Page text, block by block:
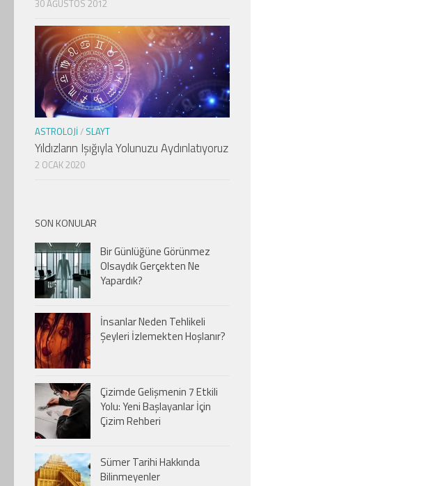
30 AĞUSTOS 2012
ASTROLOJI/ SLAYT
Yıldızların Işığıyla Yolunuzu Aydınlatıyoruz
2 OCAK 2020
SON KONULAR
Bir Günlüğüne Görünmez
Olsaydık Gerçekten Ne
Yapardık?
İnsanlar Neden Tehlikeli
Şeyleri İzlemekten Hoşlanır?
Çizimde Gelişmenin 7 Etkili
Yolu: Yeni Başlayanlar İçin
Çizim Rehberi
Sümer Tarihi Hakkında
Bilinmeyenler